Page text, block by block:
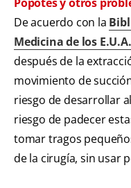
De acuerdo con la
Medicina de los E.U.A.
después de la
movimiento de
riesgo de desarrollar
riesgo de padecer
tomar tragos
de la cirugía, sin usar